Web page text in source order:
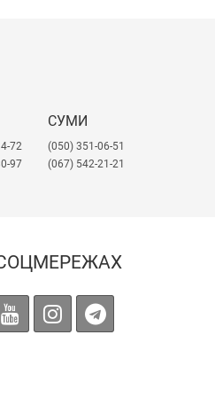
72
97
СУМИ
(050) 351-06-51
(067) 542-21-21